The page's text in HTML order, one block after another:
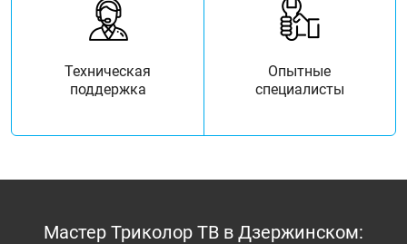
Техническая
поддержка
Опытные
специалисты
Мастер Триколор ТВ в Дзержинском: